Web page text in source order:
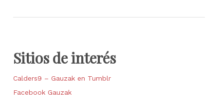
Sitios de interés
Calders9 – Gauzak en Tumblr
Facebook Gauzak